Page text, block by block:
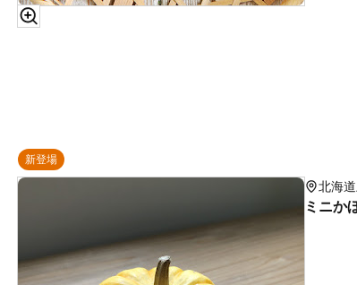
新登場
北海
ミニか